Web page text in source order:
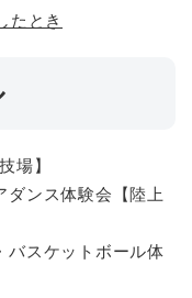
たとき
場】
ンス体験会【陸上
スケットボール体